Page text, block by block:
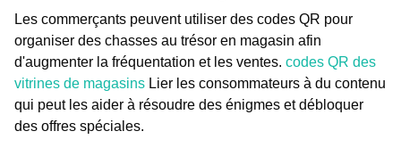
Les commerçants peuvent utiliser des codes QR pour
organiser des chasses au trésor en magasin afin
d'augmenter la fréquentation et les ventes. codes QR des
vitrines de magasins Lier les consommateurs à du contenu
qui peut les aider à résoudre des énigmes et débloquer
des offres spéciales.